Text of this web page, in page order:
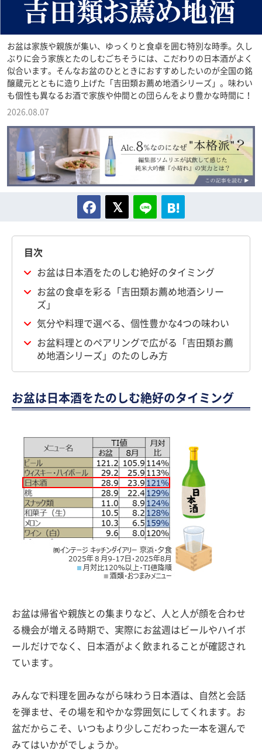
お盆は家族や親族が集い、ゆっくりと食卓を囲む特別な時季。久し
ぶりに会う家族とたのしむごちそうには、こだわりの日本酒がよく
似合います。そんなお盆のひとときにおすすめしたいのが全国の銘
醸蔵元とともに造り上げた「吉田類お薦め地酒シリーズ」。味わい
も個性も異なるお酒で家族や仲間との団らんをより豊かな時間に！
2026.08.07
目次
お盆は日本酒をたのしむ絶好のタイミング
お盆の食卓を彩る「吉田類お薦め地酒シリー
ズ」
気分や料理で選べる、個性豊かな4つの味わい
お盆料理とのペアリングで広がる「吉田類お薦
め地酒シリーズ」のたのしみ方
お盆は日本酒をたのしむ絶好のタイミング
お盆は帰省や親族との集まりなど、人と人が顔を合わせ
る機会が増える時期で、実際にお盆週はビールやハイボ
ールだけでなく、日本酒がよく飲まれることが確認され
ています。
みんなで料理を囲みながら味わう日本酒は、自然と会話
を弾ませ、その場を和やかな雰囲気にしてくれます。お
盆だからこそ、いつもより少しこだわった一本を選んで
みてはいかがでしょうか。